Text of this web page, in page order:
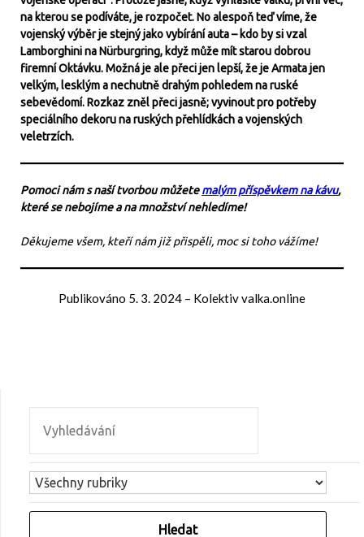
na kterou se podíváte, je rozpočet. No alespoň teď víme, že
vojenský výběr je stejný jako vybírání auta – kdo by si vzal
Lamborghini na Nürburgring, když může mít starou dobrou
firemní Oktávku. Možná je ale přeci jen lepší, že je Armata jen
velkým, lesklým a nechutně drahým pohledem na ruské
sebevědomí. Rozkaz zněl přeci jasně; vyvinout pro potřeby
speciálního dekoru na ruských přehlídkách a vojenských
veletrzích.
Pomoci nám s naší tvorbou můžetemalým příspěvkem na kávu,
které se nebojíme a na množství nehledíme!
Děkujeme všem, kteří nám již přispěli, moc si toho vážíme!
Publikováno 5. 3. 2024 – Kolektiv valka.online